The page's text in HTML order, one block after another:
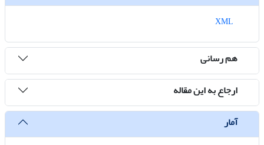
هم رسانی
ارجاع به این مقاله
آمار